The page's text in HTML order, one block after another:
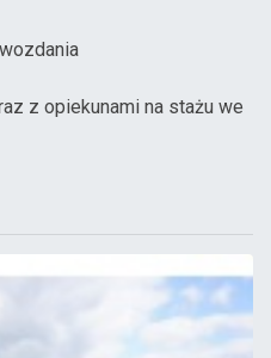
z opiekunami na stażu we